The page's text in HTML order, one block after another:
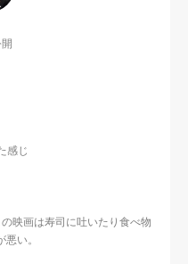
感じ
映画は寿司に吐いたり食べ物
い。